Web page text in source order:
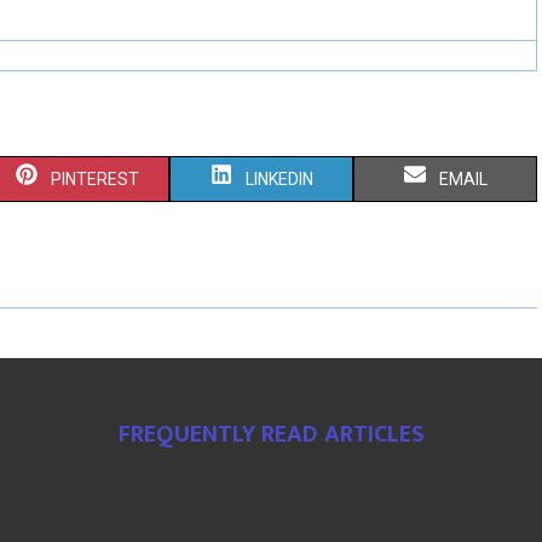
PINTEREST LINKEDIN EMAIL
FREQUENTLY READ ARTICLES